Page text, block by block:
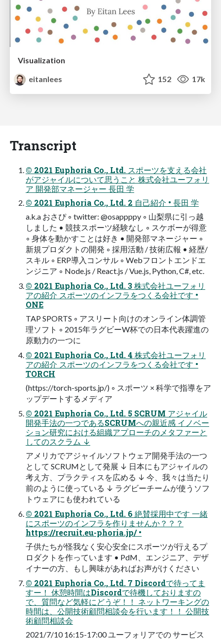
Visualization
eitanlees
152 17k
Transcript
© 2021 Euphoria Co., Ltd. スポーツを支える会社
がアジャイルについて思うこと 株式会社ユーフォリ
ア 開発部マネージャー 長田 学
© 2021 Euphoria Co., Ltd. 2 自己紹介 • 長田 学
a.k.a おさぴ ◦ twitter: @osappppy ◦ 山梨県に引っ越
しました • 競技スポーツ経験なし ◦ スケボーが得意
◦ 身体を動かすことは好き • 開発部マネージャー ◦
新規プロダクトの開発 ◦ 採用活動 / 技術広報 • 経歴/
スキル ◦ ERP導入コンサル ◦ Webフロントエンドエ
ンジニア ◦ Node.js / React.js / Vue.js, Python, C#, etc.
© 2021 Euphoria Co., Ltd. 3 株式会社ユーフォリ
アの紹介 スポーツのインフラをつくる会社です •
ONE
TAP SPORTS ◦ アスリート向けのオンライン体調管
理ソフト ◦ 2015年ラグビーW杯での日本代表躍進の
原動力の一つに
© 2021 Euphoria Co., Ltd. 4 株式会社ユーフォリ
アの紹介 スポーツのインフラをつくる会社です •
TORCH
(https://torch-sports.jp/) ◦ スポーツ × 科学で指導をア
ップデートするメディア
© 2021 Euphoria Co., Ltd. 5 SCRUM アジャイル
開発手法の一つであるSCRUMへの親近感 イノベー
ション研究における組織アプローチのメタファーと
してのスクラム ↓
アメリカでアジャイルソフトウェア開発手法の一つ
として SCRUMとして発展 ↓ 日本にもアジャイルの
考え方、プラクティスを広める ↓ 今、我々は当たり
前のように使っている ↓ ラグビーチームが使うソフ
トウェアにも使われている
© 2021 Euphoria Co., Ltd. 6 絶賛採用中です 一緒
にスポーツのインフラを作りませんか？？？
https://recruit.eu-phoria.jp/ •
子供たちが怪我なく安心安全にスポーツが行えるプ
ロダクトを作っています • PdM、エンジニア、デザ
イナーの方、もし興味があればお声がけください
© 2021 Euphoria Co., Ltd. 7 Discordで待ってま
すー！ 休憩時間はDiscordで待機しておりますの
で、質問など気軽にどうぞ！！ ネットワーキングの
時間は、公開技術顧問相談会を行います！！ 公開技
術顧問相談会
2021/7/10 16:15-17:00 ユーフォリアでの サービス